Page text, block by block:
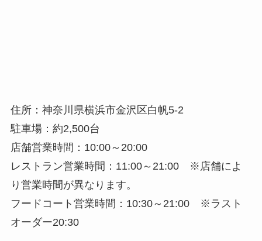
住所：神奈川県横浜市金沢区白帆5-2
駐車場：約2,500台
店舗営業時間：10:00～20:00
レストラン営業時間：11:00～21:00 ※店舗によ
り営業時間が異なります。
フードコート営業時間：10:30～21:00 ※ラスト
オーダー20:30